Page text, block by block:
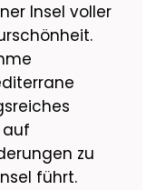
Insel voller
auf
zu
führt.